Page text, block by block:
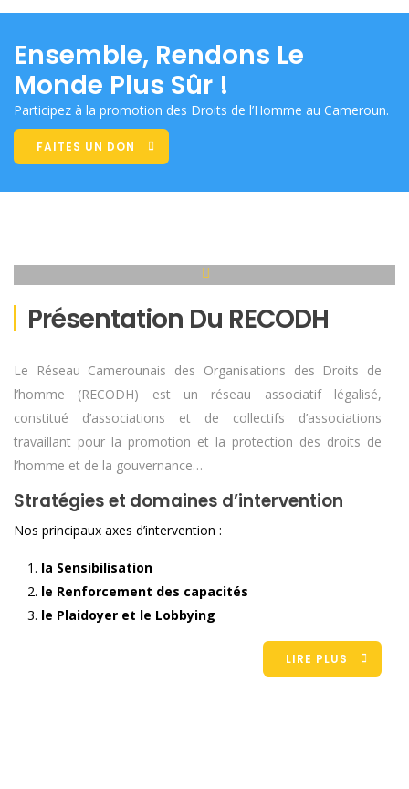
Ensemble, Rendons Le
Monde Plus Sûr !
Participez à la promotion des Droits de l’Homme au Cameroun.
FAITES UN DON
Présentation Du RECODH
Le Réseau Camerounais des Organisations des Droits de
l’homme (RECODH) est un réseau associatif légalisé,
constitué d’associations et de collectifs d’associations
travaillant pour la promotion et la protection des droits de
l’homme et de la gouvernance…
Stratégies et domaines d’intervention
Nos principaux axes d’intervention :
la Sensibilisation
le Renforcement des capacités
le Plaidoyer et le Lobbying
LIRE PLUS